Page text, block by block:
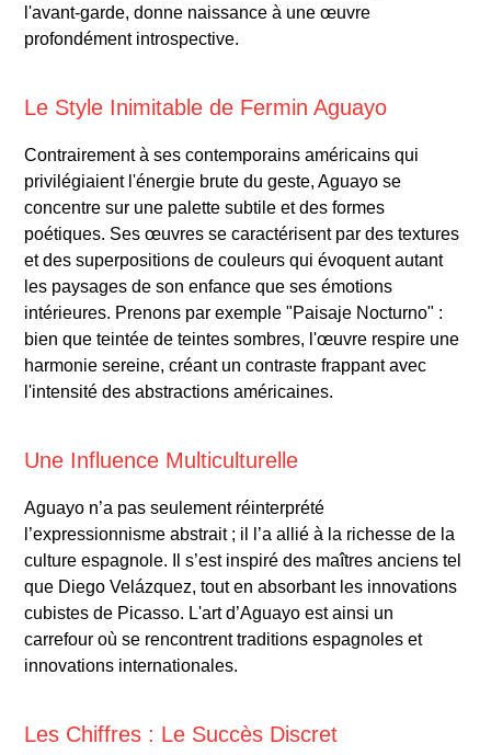
l'avant-garde, donne naissance à une œuvre
profondément introspective.
Le Style Inimitable de Fermin Aguayo
Contrairement à ses contemporains américains qui
privilégiaient l'énergie brute du geste, Aguayo se
concentre sur une palette subtile et des formes
poétiques. Ses œuvres se caractérisent par des textures
et des superpositions de couleurs qui évoquent autant
les paysages de son enfance que ses émotions
intérieures. Prenons par exemple "Paisaje Nocturno" :
bien que teintée de teintes sombres, l'œuvre respire une
harmonie sereine, créant un contraste frappant avec
l'intensité des abstractions américaines.
Une Influence Multiculturelle
Aguayo n’a pas seulement réinterprété
l’expressionnisme abstrait ; il l’a allié à la richesse de la
culture espagnole. Il s’est inspiré des maîtres anciens tel
que Diego Velázquez, tout en absorbant les innovations
cubistes de Picasso. L'art d’Aguayo est ainsi un
carrefour où se rencontrent traditions espagnoles et
innovations internationales.
Les Chiffres : Le Succès Discret